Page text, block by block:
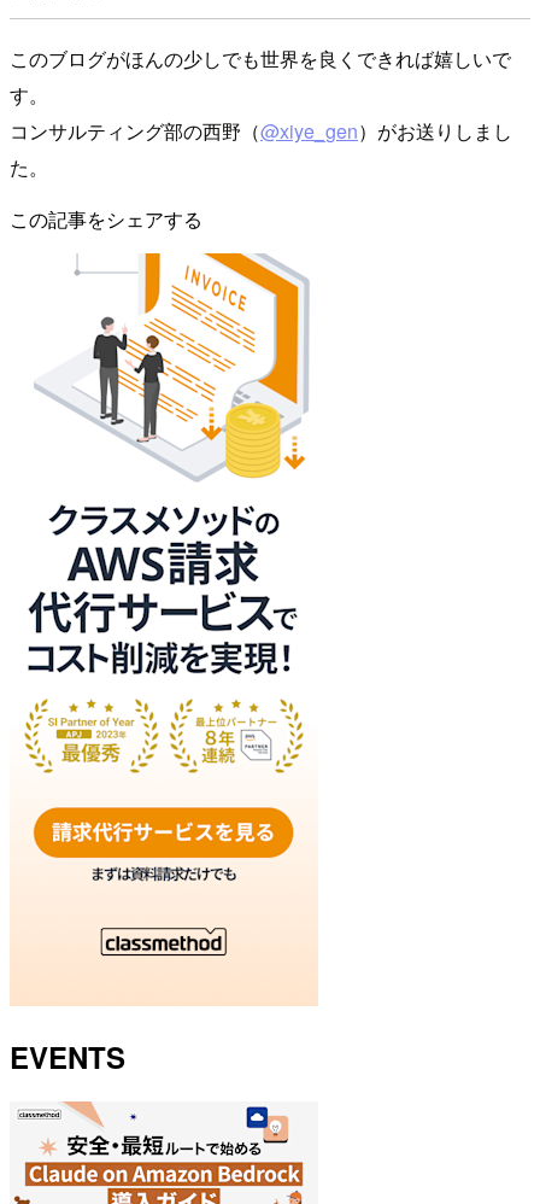
このブログがほんの少しでも世界を良くできれば嬉しいで
す。
コンサルティング部の西野（@xiye_gen）がお送りしまし
た。
この記事をシェアする
EVENTS